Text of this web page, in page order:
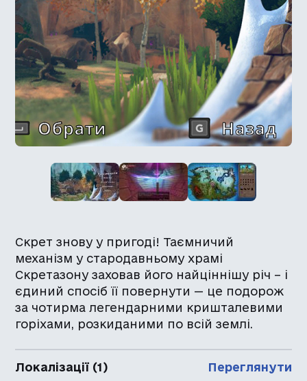
Скрет знову у пригоді! Таємничий
механізм у стародавньому храмі
Скретазону заховав його найціннішу річ – і
єдиний спосіб її повернути — це подорож
за чотирма легендарними кришталевими
горіхами, розкиданими по всій землі.
Локалізації (1) Переглянути